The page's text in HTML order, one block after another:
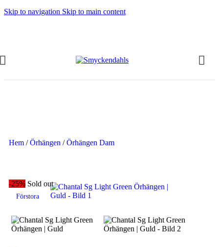
Skip to navigation Skip to main content
Hem / Örhängen / Örhängen Dam
-25% Sold out
Förstora